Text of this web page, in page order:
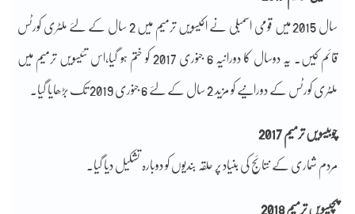
سال 2015 میں قومی اسمبلی نے اکیسویں ترمیم میں 2 سال کے لئے ملٹری کورٹس
قائم کیں۔ یہ دوسال کا دورانیہ 6 جنوری 2017 کو ختم ہو گیا،اس تئیسویں ترمیم میں
ملٹری کورٹس کے دورانیے کو مزید 2 سال کے لئے 6 جنوری 2019 تک بڑھایا گیا۔
چوبیسویں ترمیم 2017
مردم شماری کے نتائج کی بنیاد پر حلقہ بندیوں کو دوبارہ تشکیل دیا گیا۔
پچیسویں ترمیم 2018